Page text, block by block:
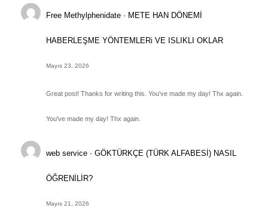
Free Methylphenidate - METE HAN DÖNEMİ
HABERLEŞME YÖNTEMLERi VE ISLIKLI OKLAR
Mayıs 23, 2026
Great post! Thanks for writing this. You've made my day! Thx again.
You've made my day! Thx again.
web service -GÖKTÜRKÇE (TÜRK ALFABESİ) NASIL
ÖĞRENİLİR?
Mayıs 21, 2026